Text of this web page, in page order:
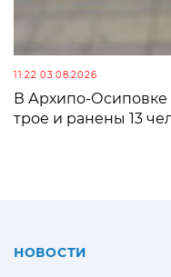
11:22 03.08.2026
В Архипо-
трое и ранены 13
НОВОСТИ